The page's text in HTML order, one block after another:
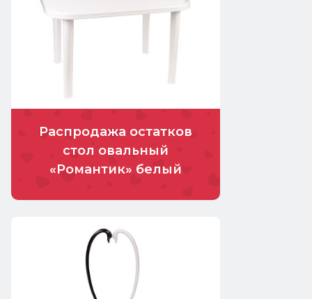
Распродажа остатков
стол овальный
«Романтик» белый